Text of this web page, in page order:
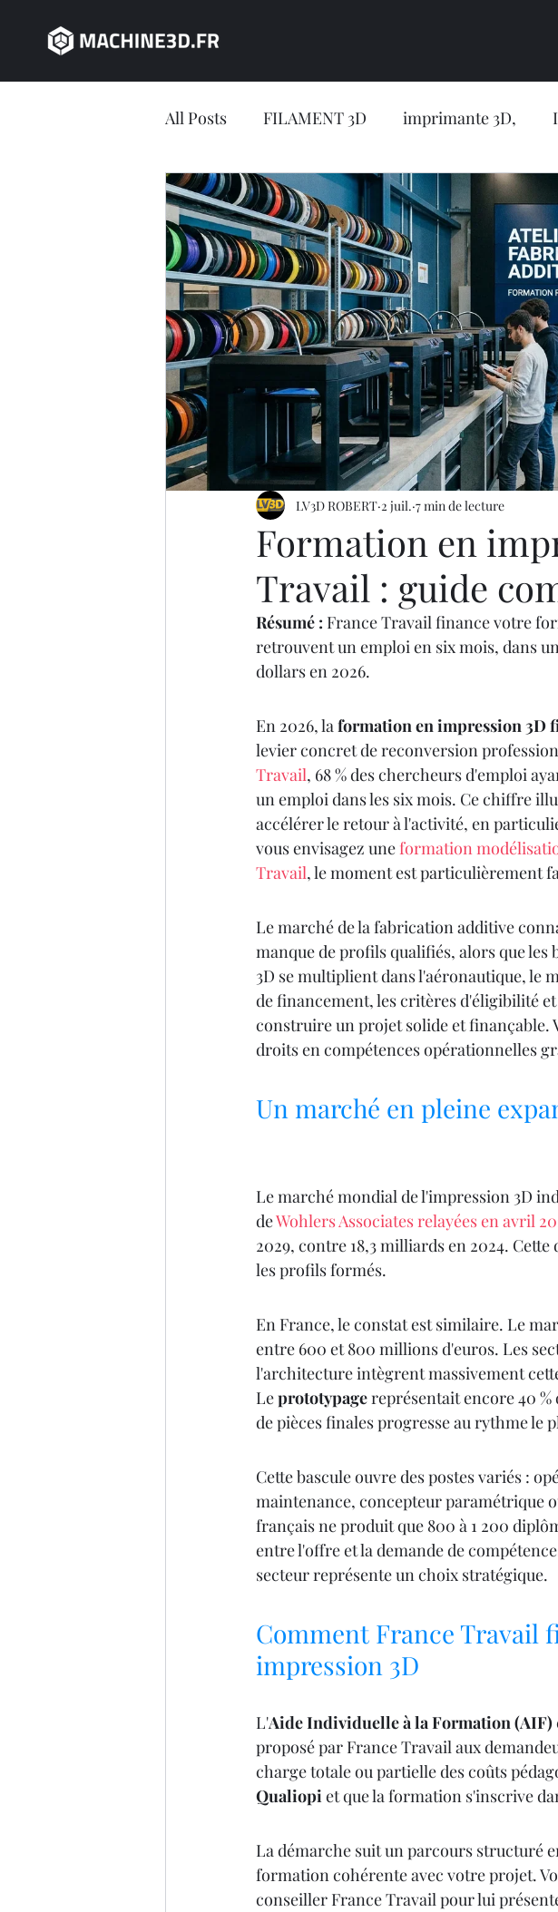
All Posts FILAMENT 3D imprimante 3D,
JEU CONCOURS impression 3D
impression 3D en ligne CONCESSION LV3D
Jeu concours LV3D IMPRIMANTE 3D
IMPRIMANTE 3D ARTILLERY 3D
imprimante 3D professionelle Impression à
Formation 3D éligible au CPF OUTILLAGE
impression 3D à la demande Formation 3D
Formation en
Travail : guide
LV3D ROBERT 2 juil. 7 min de lecture
Résumé : France Travail finance votre
retrouvent un emploi en six mois, dans
dollars en 2026.
En 2026, la formation en impression 3D
levier concret de reconversion
Travail, 68 % des chercheurs d'emploi
un emploi dans les six mois. Ce chiffre
accélérer le retour à l'activité, en
vous envisagez une formation
Travail, le moment est particulièrement
Le marché de la fabrication additive
manque de profils qualifiés, alors que
3D se multiplient dans l'aéronautique, le
de financement, les critères d'éligibilité
construire un projet solide et finançable.
droits en compétences opérationnelles
Un marché en pleine
Le marché mondial de l'impression 3D
de Wohlers Associates relayées en avril
2029, contre 18,3 milliards en 2024.
les profils formés.
En France, le constat est similaire. Le
entre 600 et 800 millions d'euros. Les
l'architecture intègrent massivement
Le prototypage représentait encore 40 %
de pièces finales progresse au rythme le
Cette bascule ouvre des postes variés :
maintenance, concepteur paramétrique
français ne produit que 800 à 1 200
entre l'offre et la demande de
secteur représente un choix stratégique.
Comment France Travail
impression 3D
L'Aide Individuelle à la Formation (AIF)
proposé par France Travail aux
charge totale ou partielle des coûts
Qualiopi et que la formation s'inscrive
La démarche suit un parcours structuré
formation cohérente avec votre projet.
conseiller France Travail pour lui